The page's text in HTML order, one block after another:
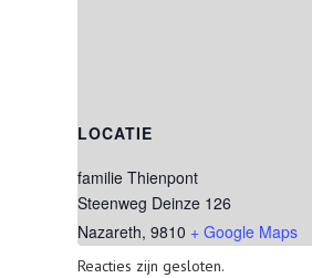
LOCATIE
familie Thienpont
Steenweg Deinze 126
Nazareth, 9810 + Google Maps
Reacties zijn gesloten.